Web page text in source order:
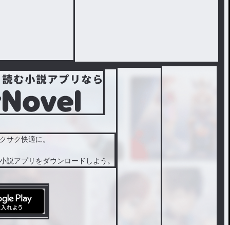
サク快適に。
説アプリをダウンロードしよう。